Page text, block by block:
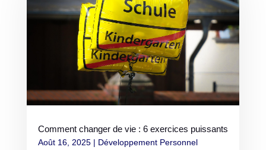
Comment changer de vie : 6 exercices puissants
Août 16, 2025| Développement Personnel